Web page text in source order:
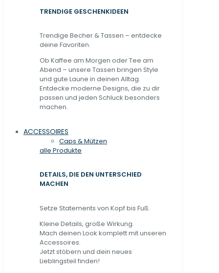
TRENDIGE GESCHENKIDEEN
Trendige Becher & Tassen – entdecke
deine Favoriten.
Ob Kaffee am Morgen oder Tee am
Abend – unsere Tassen bringen Style
und gute Laune in deinen Alltag.
Entdecke moderne Designs, die zu dir
passen und jeden Schluck besonders
machen.
ACCESSOIRES
Caps & Mützen
alle Produkte
DETAILS, DIE DEN UNTERSCHIED
MACHEN
Setze Statements von Kopf bis Fuß.
Kleine Details, große Wirkung.
Mach deinen Look komplett mit unseren
Accessoires.
Jetzt stöbern und dein neues
Lieblingsteil finden!